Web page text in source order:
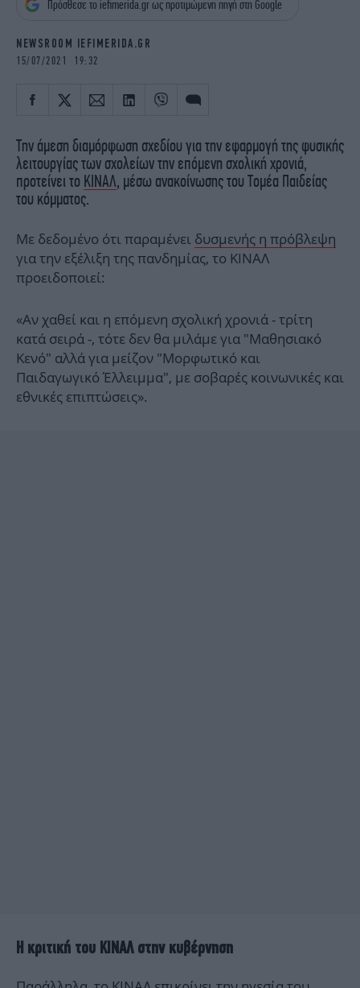
iBOOKS
ΖΩΔΙΑ
MEDIA
NEWSLETTER
Πρόσθεσε το iefimerida.gr ως προτιμώμενη πηγή στη Google
NEWSROOM IEFIMERIDA.GR
15/07/2021 19:32
Την άμεση διαμόρφωση σχεδίου για την εφαρμογή της φυσικής
λειτουργίας των σχολείων την επόμενη σχολική χρονιά,
προτείνει το ΚΙΝΑΛ, μέσω ανακοίνωσης του Τομέα Παιδείας
του κόμματος.
Με δεδομένο ότι παραμένει δυσμενής η πρόβλεψη
για την εξέλιξη της πανδημίας, το ΚΙΝΑΛ
προειδοποιεί:
«Αν χαθεί και η επόμενη σχολική χρονιά - τρίτη
κατά σειρά -, τότε δεν θα μιλάμε για "Μαθησιακό
Κενό" αλλά για μείζον "Μορφωτικό και
Παιδαγωγικό Έλλειμμα", με σοβαρές κοινωνικές και
εθνικές επιπτώσεις».
Η κριτική του ΚΙΝΑΛ στην κυβέρνηση